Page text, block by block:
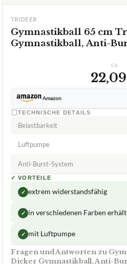
TRIDEER
Gymnastikball 65 cm
Gymnastikball, Anti-
ca.
Amazon
TECHNISCHE DETAILS
Belastbarkeit
Luftpumpe
Anti-Burst-System
✓ VORTEILE
✓ extrem widerstandsfähig
✓ in verschiedenen Farben
✓ mit Luftpumpe
Fragen und Antworten zu
Dicker Gymnastikball, Anti-